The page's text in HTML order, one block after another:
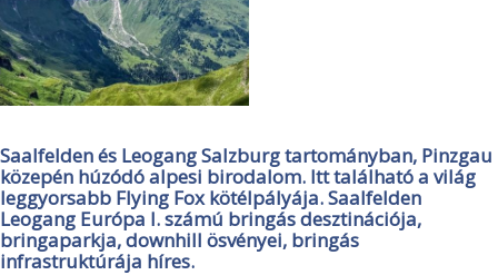
Saalfelden és Leogang Salzburg tartományban, Pinzgau
közepén húzódó alpesi birodalom. Itt található a világ
leggyorsabb Flying Fox kötélpályája. Saalfelden
Leogang Európa I. számú bringás desztinációja,
bringaparkja, downhill ösvényei, bringás
infrastruktúrája híres.